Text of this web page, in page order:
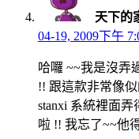
天下的
04-19, 2009下午
哈囉 ~~我是沒弄
!! 跟這款非常像
stanxi 系統裡面
啦 !! 我忘了~~他